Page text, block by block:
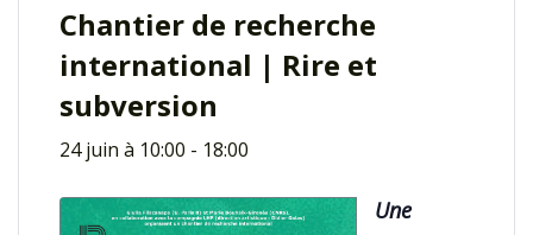
Chantier de recherche
international | Rire et
subversion
24 juin à 10:00 - 18:00
Une